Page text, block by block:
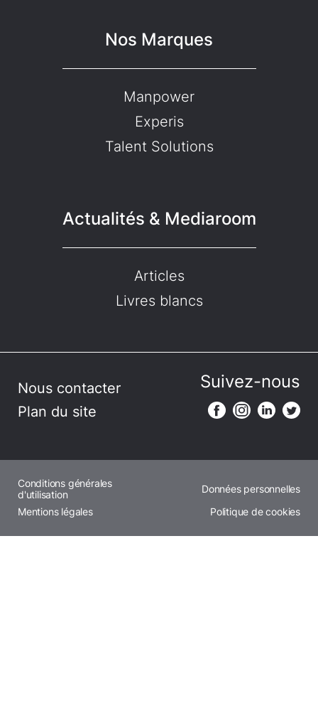
Nos Marques
Manpower
Experis
Talent Solutions
Actualités & Mediaroom
Articles
Livres blancs
Nous contacter
Plan du site
Suivez-nous
Conditions générales
d'utilisation
Données personnelles
Mentions légales
Politique de cookies